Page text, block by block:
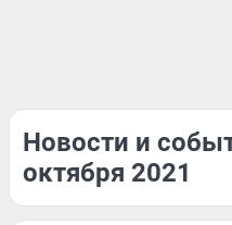
Новости и
октября 2021